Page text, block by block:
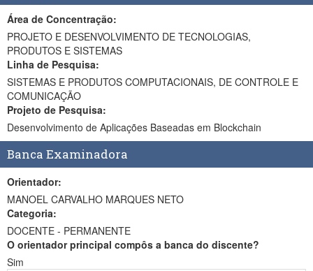
Área de Concentração:
PROJETO E DESENVOLVIMENTO DE TECNOLOGIAS,
PRODUTOS E SISTEMAS
Linha de Pesquisa:
SISTEMAS E PRODUTOS COMPUTACIONAIS, DE CONTROLE E
COMUNICAÇÃO
Projeto de Pesquisa:
Desenvolvimento de Aplicações Baseadas em Blockchain
Banca Examinadora
Orientador:
MANOEL CARVALHO MARQUES NETO
Categoria:
DOCENTE - PERMANENTE
O orientador principal compôs a banca do discente?
Sim